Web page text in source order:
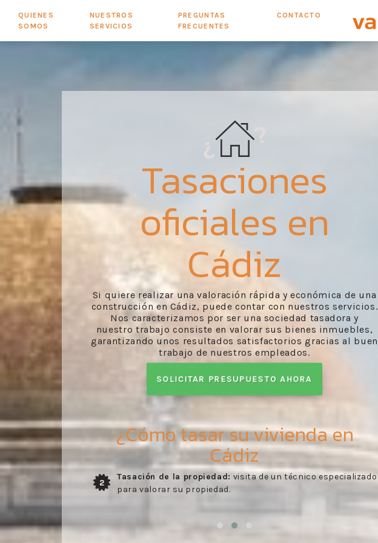
QUIENES
SOMOS
NUESTROS
SERVICIOS
PREGUNTAS
FRECUENTES
CONTACTO
Tasaciones
oficiales en
Cádiz
Si quiere realizar una valoración rápida y económica de una
construcción en Cádiz, puede contar con nuestros servicios.
Nos caracterizamos por ser una sociedad tasadora y
nuestro trabajo consiste en valorar sus bienes inmuebles,
garantizando unos resultados satisfactorios gracias al buen
trabajo de nuestros empleados.
SOLICITAR PRESUPUESTO AHORA
¿Cómo tasar su vivienda en
Cádiz
3
Envío del informe:recibo del informe de evaluación
realizado por nuestros profesionales con arreglo a lo